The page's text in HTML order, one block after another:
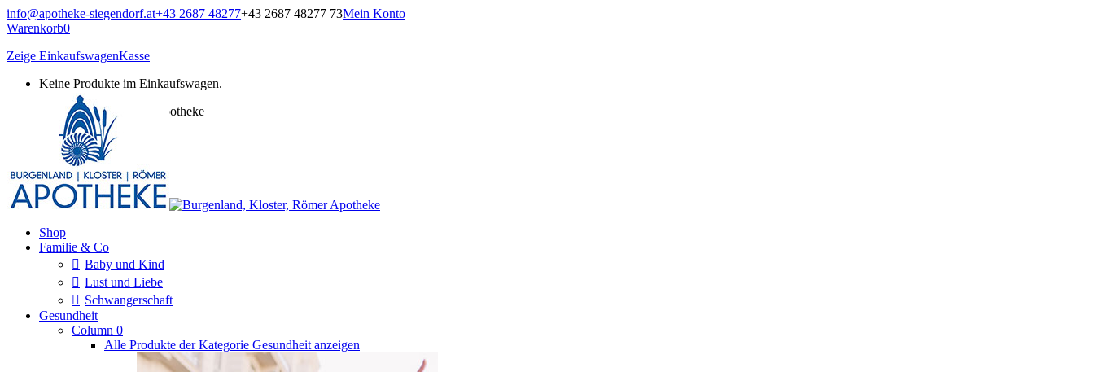
Zum
Inhalt
info@apotheke-siegendorf.at+43 2687 48277+43 2687 48277 73Mein Konto
Warenkorb0
Zeige EinkaufswagenKasse
Keine Produkte im Einkaufswagen.
Burgenland, Kloster, Römer Apotheke
Onlineshop
Shop
Familie & Co
Baby und Kind
Lust und Liebe
Schwangerschaft
Gesundheit
Column 0
Alle Produkte der Kategorie Gesundheit anzeigen